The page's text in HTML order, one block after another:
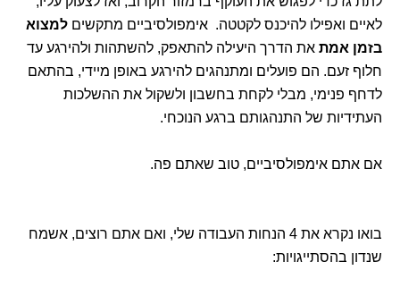
לאיים ואפילו להיכנס לקטטה. אימפולסיביים מתקשים למצוא
בזמן אמת את הדרך היעילה להתאפק, להשתהות ולהירגע עד
חלוף זעם. הם פועלים ומתנהגים להירגע באופן מיידי, בהתאם
לדחף פנימי, מבלי לקחת בחשבון ולשקול את ההשלכות
העתידיות של התנהגותם ברגע הנוכחי.
אם אתם אימפולסיביים, טוב שאתם פה.
בואו נקרא את 4 הנחות העבודה שלי, ואם אתם רוצים, אשמח
שנדון בהסתייגויות: